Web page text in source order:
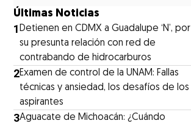
Últimas Noticias
1Detienen en CDMX a Guadalupe ‘N’, por
su presunta relación con red de
contrabando de hidrocarburos
2Examen de control de la UNAM: Fallas
técnicas y ansiedad, los desafíos de los
aspirantes
3Aguacate de Michoacán: ¿Cuándo